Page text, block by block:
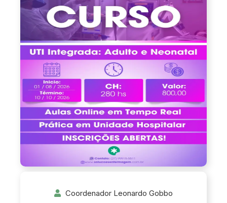
Coordenador Leonardo Gobbo